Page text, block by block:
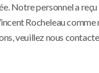
Notre personnel a
Rocheleau
veuillez nous